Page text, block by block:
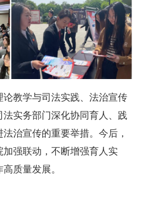
教学与司法实践、法治宣传
实务部门深化协同育人、践
治宣传的重要举措。今后，
强联动，不断增强育人实
质量发展。